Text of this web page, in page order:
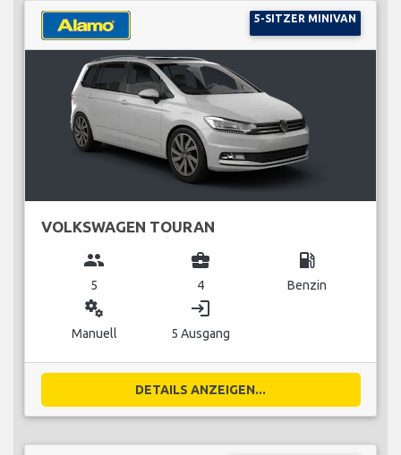
5-SITZER MINIVAN
VOLKSWAGEN TOURAN
group
5
business_center
4
local_gas_station
Benzin
miscellaneous_services
Manuell
login
5 Ausgang
DETAILS ANZEIGEN...